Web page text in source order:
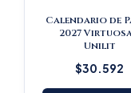
Calendario de
2027
Unilit
$30.592